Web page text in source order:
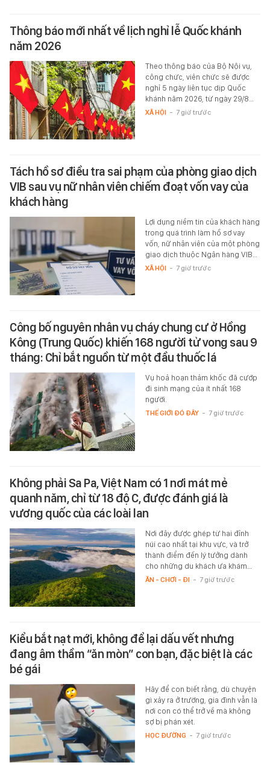
Thông báo mới nhất về lịch nghỉ lễ Quốc khánh
năm 2026
Theo thông báo của Bộ Nội vụ,
công chức, viên chức sẽ được
nghỉ 5 ngày liên tục dịp Quốc
khánh năm 2026, từ ngày 29/8…
XÃ HỘI - 7 giờ trước
Tách hồ sơ điều tra sai phạm của phòng giao dịch
VIB sau vụ nữ nhân viên chiếm đoạt vốn vay của
khách hàng
Lợi dụng niềm tin của khách hàng
trong quá trình làm hồ sơ vay
vốn, nữ nhân viên của một phòng
giao dịch thuộc Ngân hàng VIB…
XÃ HỘI - 7 giờ trước
Công bố nguyên nhân vụ cháy chung cư ở Hồng
Kông (Trung Quốc) khiến 168 người tử vong sau 9
tháng: Chỉ bắt nguồn từ một đầu thuốc lá
Vụ hoả hoạn thảm khốc đã cướp
đi sinh mạng của ít nhất 168
người.
THẾ GIỚI ĐÓ ĐÂY - 7 giờ trước
Không phải Sa Pa, Việt Nam có 1 nơi mát mẻ
quanh năm, chỉ từ 18 độ C, được đánh giá là
vương quốc của các loài lan
Nơi đây được ghép từ hai đỉnh
núi cao nhất tại khu vực, và trở
thành điểm đến lý tưởng dành
cho những du khách ưa khám…
ĂN - CHƠI - ĐI - 7 giờ trước
Kiểu bắt nạt mới, không để lại dấu vết nhưng
đang âm thầm “ăn mòn” con bạn, đặc biệt là các
bé gái
Hãy để con biết rằng, dù chuyện
gì xảy ra ở trường, gia đình vẫn là
nơi con có thể trở về mà không
sợ bị phán xét.
HỌC ĐƯỜNG - 7 giờ trước